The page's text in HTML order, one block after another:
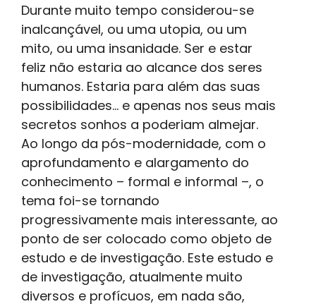
Durante muito tempo considerou-se
inalcançável, ou uma utopia, ou um
mito, ou uma insanidade. Ser e estar
feliz não estaria ao alcance dos seres
humanos. Estaria para além das suas
possibilidades... e apenas nos seus mais
secretos sonhos a poderiam almejar.
Ao longo da pós-modernidade, com o
aprofundamento e alargamento do
conhecimento – formal e informal –, o
tema foi-se tornando
progressivamente mais interessante, ao
ponto de ser colocado como objeto de
estudo e de investigação. Este estudo e
de investigação, atualmente muito
diversos e profícuos, em nada são,